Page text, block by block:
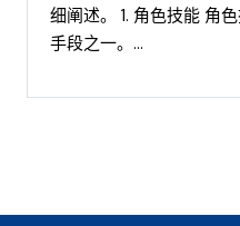
细阐述。 1. 角色技能 角
手段之一。...